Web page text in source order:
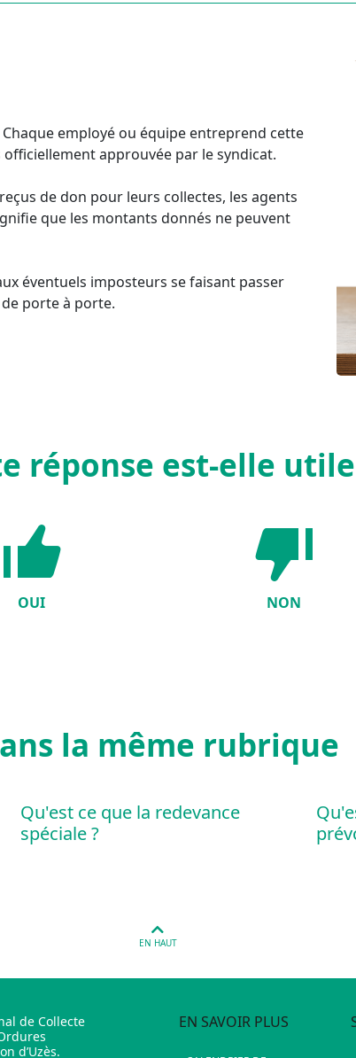
employé ou équipe entreprend cette
approuvée par le syndicat.
de don pour leurs collectes, les agents
que les montants donnés ne peuvent
éventuels imposteurs se faisant passer
porte à porte.
réponse est-elle
OUI NON
la même rubrique
Qu'est ce que la redevance
spéciale ?
EN HAUT
de Collecte
d’Uzès.
EN SAVOIR PLUS